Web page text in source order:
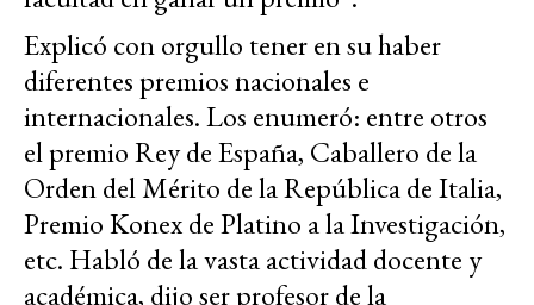
Explicó con orgullo tener en su haber
diferentes premios nacionales e
internacionales. Los enumeró: entre otros
el premio Rey de España, Caballero de la
Orden del Mérito de la República de Italia,
Premio Konex de Platino a la Investigación,
etc. Habló de la vasta actividad docente y
académica, dijo ser profesor de la